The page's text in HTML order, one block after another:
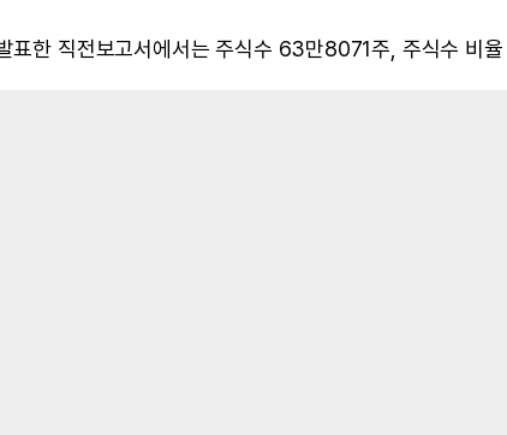
표한 직전보고서에서는 주식수 63만8071주, 주식수 비